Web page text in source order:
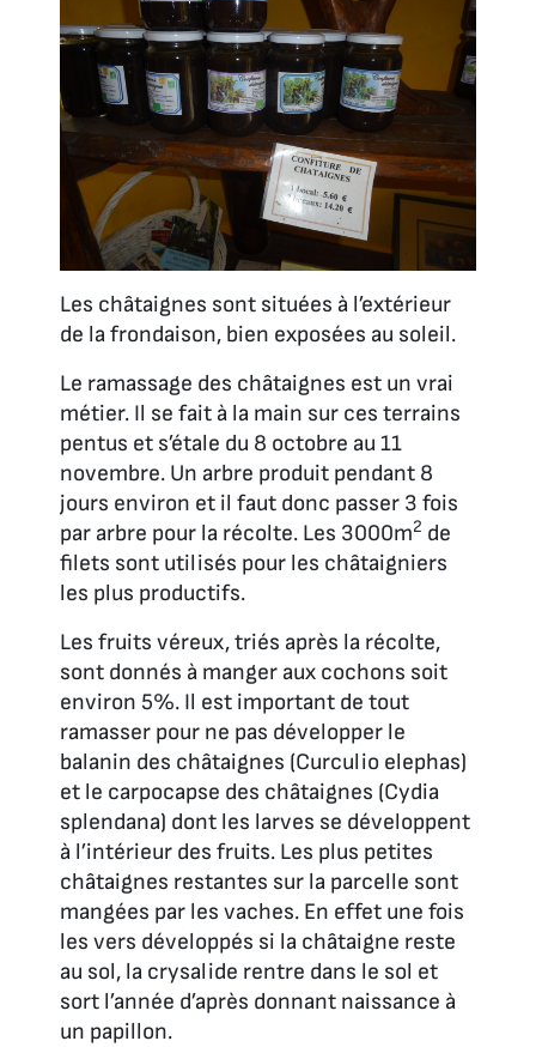
Les châtaignes sont situées à l’extérieur
de la frondaison, bien exposées au soleil.
Le ramassage des châtaignes est un vrai
métier. Il se fait à la main sur ces terrains
pentus et s’étale du 8 octobre au 11
novembre. Un arbre produit pendant 8
jours environ et il faut donc passer 3 fois
par arbre pour la récolte. Les 3000m2 de
filets sont utilisés pour les châtaigniers
les plus productifs.
Les fruits véreux, triés après la récolte,
sont donnés à manger aux cochons soit
environ 5%. Il est important de tout
ramasser pour ne pas développer le
balanin des châtaignes (Curculio elephas)
et le carpocapse des châtaignes (Cydia
splendana) dont les larves se développent
à l’intérieur des fruits. Les plus petites
châtaignes restantes sur la parcelle sont
mangées par les vaches. En effet une fois
les vers développés si la châtaigne reste
au sol, la crysalide rentre dans le sol et
sort l’année d’après donnant naissance à
un papillon.